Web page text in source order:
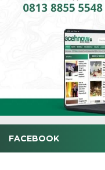
FACEBOOK